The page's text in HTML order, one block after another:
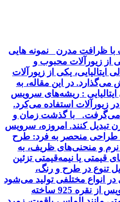
با ظرافت مدرن نمونه هایی
از زیورآلات محبوب و
یکی از زیورآلات
در این مقاله، به
: ریشه‌های سرویس
زیورآلات استفاده می‌کرد.
می‌گرفت. با گذشت زمان و
تبدیل کنند. امروزه، سرویس
: طراحی منحصر به فرد: طرح
و منحنی‌های ظریف، به
قیمتی یا نیمه‌قیمتی تزئین
تنوع در طرح و رنگ،
انواع مختلفی تولید می‌شود
که از نظر جنس، طرح و سنگ‌های تزئینی با هم تفاوت دارند. برخی از انواع رایج این سرویس عبارتند از: سرویس شالی نقره: این نوع سرویس از نقره 925 ساخته